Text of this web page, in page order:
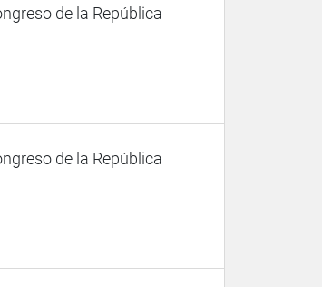
de la República
de la República